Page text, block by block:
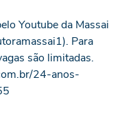
Youtube da Massai
). Para
são limitadas.
24-anos-